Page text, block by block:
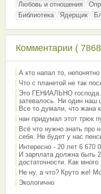
Любовь и отношения
Библиотека
Ядерщик
Комментарии (
А кто напал то, непонятно
Что с планетой не так
Это ГЕНИАЛЬНО господа.
затевалось. Ни один наш
Все то думали, что жана
нан придумал этот трюк
Всё что нужно знать про
себя. Не будет у нас
Интересно - 20 лет 6 670
И зарплата должна быть
достаточности. Как
Не ну, а что? Круто же!
Экологично